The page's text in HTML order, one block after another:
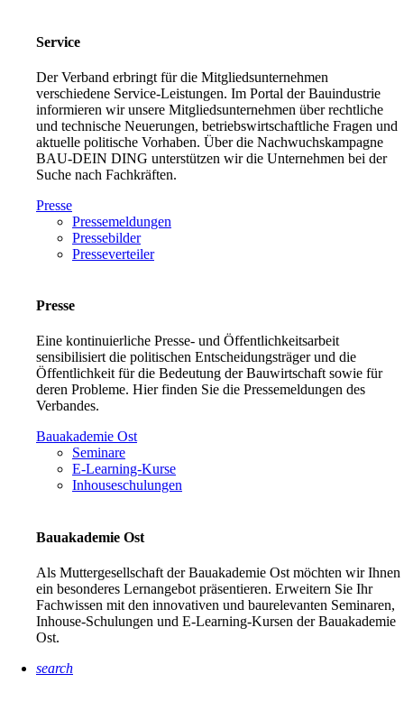
Service
Der Verband erbringt für die Mitgliedsunternehmen
verschiedene Service-Leistungen. Im Portal der Bauindustrie
informieren wir unsere Mitgliedsunternehmen über rechtliche
und technische Neuerungen, betriebswirtschaftliche Fragen und
aktuelle politische Vorhaben. Über die Nachwuchskampagne
BAU-DEIN DING unterstützen wir die Unternehmen bei der
Suche nach Fachkräften.
Presse
Pressemeldungen
Pressebilder
Presseverteiler
Presse
Eine kontinuierliche Presse- und Öffentlichkeitsarbeit
sensibilisiert die politischen Entscheidungsträger und die
Öffentlichkeit für die Bedeutung der Bauwirtschaft sowie für
deren Probleme. Hier finden Sie die Pressemeldungen des
Verbandes.
Bauakademie Ost
Seminare
E-Learning-Kurse
Inhouseschulungen
Bauakademie Ost
Als Muttergesellschaft der Bauakademie Ost möchten wir Ihnen
ein besonderes Lernangebot präsentieren. Erweitern Sie Ihr
Fachwissen mit den innovativen und baurelevanten Seminaren,
Inhouse-Schulungen und E-Learning-Kursen der Bauakademie
Ost.
search